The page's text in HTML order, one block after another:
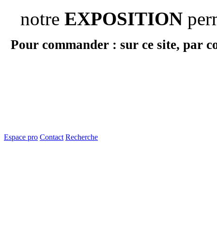
notre EXPOSITION
Pour commander : sur ce site, par
Espace pro Contact Recherche